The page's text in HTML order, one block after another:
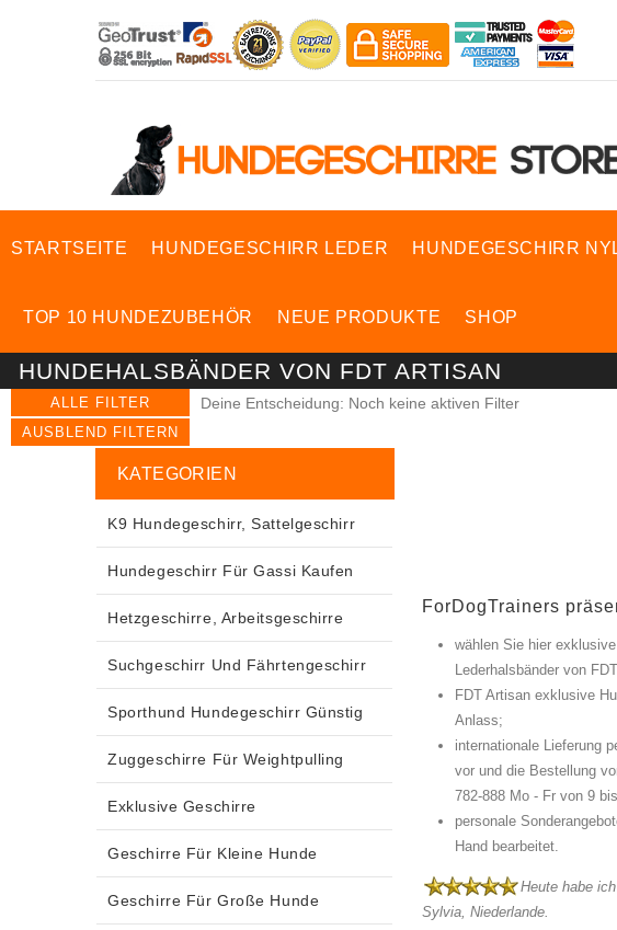
STARTSEITE HUNDEGESCHIRR LEDER HUNDEGESCHIRR
TOP 10 HUNDEZUBEHÖR NEUE PRODUKTE SHOP
HUNDEHALSBÄNDER VON FDT ARTISAN
ALLE FILTER
AUSBLEND FILTERN
Deine Entscheidung: Noch keine aktiven Filter
ForDogTrainers
wählen Sie hier
Lederhalsbänder von
FDT Artisan exklusive
Anlass;
internationale Lieferung
vor und die Bestellung
782-888 Mo - Fr von 9
personale
Hand bearbeitet.
Heute habe
Sylvia, Niederlande.
KATEGORIEN
K9 Hundegeschirr, Sattelgeschirr
Hundegeschirr Für Gassi Kaufen
Hetzgeschirre, Arbeitsgeschirre
Suchgeschirr Und Fährtengeschirr
Sporthund Hundegeschirr Günstig
Zuggeschirre Für Weightpulling
Exklusive Geschirre
Geschirre Für Kleine Hunde
Geschirre Für Große Hunde